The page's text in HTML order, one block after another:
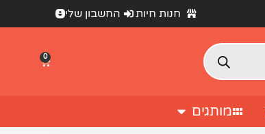
חנות חיות החשבון שלי
0
מותגים